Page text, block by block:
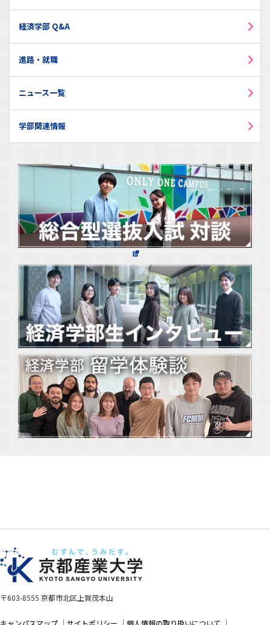
経済学部 Q&A
進路・就職
ニュース一覧
学部関連情報
〒603-8555 京都市北区上賀茂本山